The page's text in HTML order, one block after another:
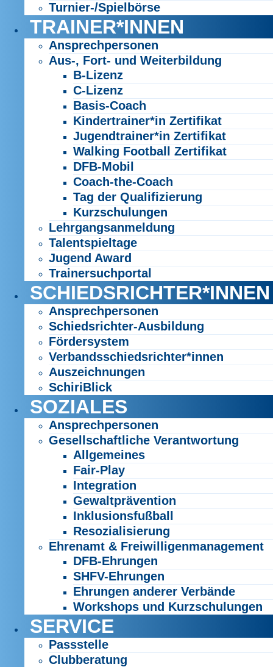
Turnier-/Spielbörse
TRAINER*INNEN
Ansprechpersonen
Aus-, Fort- und Weiterbildung
B-Lizenz
C-Lizenz
Basis-Coach
Kindertrainer*in Zertifikat
Jugendtrainer*in Zertifikat
Walking Football Zertifikat
DFB-Mobil
Coach-the-Coach
Tag der Qualifizierung
Kurzschulungen
Lehrgangsanmeldung
Talentspieltage
Jugend Award
Trainersuchportal
SCHIEDSRICHTER*INNEN
Ansprechpersonen
Schiedsrichter-Ausbildung
Fördersystem
Verbandsschiedsrichter*innen
Auszeichnungen
SchiriBlick
SOZIALES
Ansprechpersonen
Gesellschaftliche Verantwortung
Allgemeines
Fair-Play
Integration
Gewaltprävention
Inklusionsfußball
Resozialisierung
Ehrenamt & Freiwilligenmanagement
DFB-Ehrungen
SHFV-Ehrungen
Ehrungen anderer Verbände
Workshops und Kurzschulungen
SERVICE
Passstelle
Clubberatung